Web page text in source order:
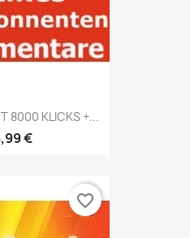
8000 KLICKS +...
€
favorite_border